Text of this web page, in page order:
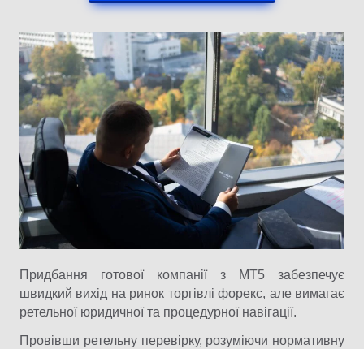
Придбання готової компанії з MT5 забезпечує
швидкий вихід на ринок торгівлі форекс, але вимагає
ретельної юридичної та процедурної навігації.
Провівши ретельну перевірку, розуміючи нормативну